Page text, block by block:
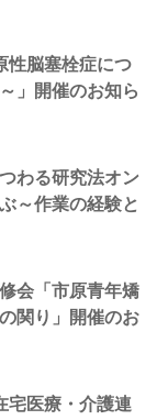
性脳塞栓症につ
」開催のお知ら
わる研究法オン
～作業の経験と
会「市原青年矯
関り」開催のお
宅医療・介護連